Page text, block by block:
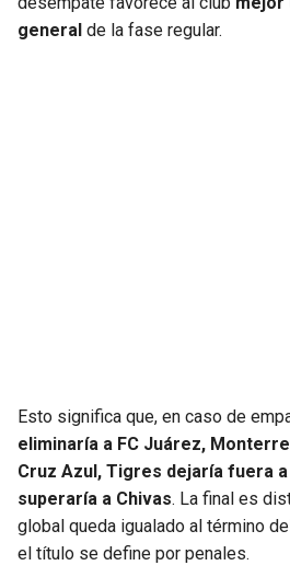
general de la fase regular.
Esto significa que, en caso de
eliminaría a FC Juárez,
Cruz Azul, Tigres dejaría fuera
superaría a Chivas. La final es
global queda igualado al término
el título se define por penales.